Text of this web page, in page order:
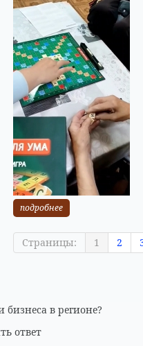
подробнее
Страницы: 1 2
в регионе?
ответ